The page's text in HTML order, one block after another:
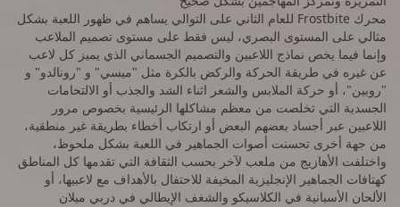
محرك Frostbite للعام الثاني على التوالي يساهم في ظهور اللعبة بشكل
مثالي على المستوى البصري، ليس فقط على مستوى تصميم الملاعب
وإنما فيما يخص نماذج اللاعبين والتصميم الجسماني الذي يميز كل لاعب
عن غيره في طريقة الحركة والركض بالكرة مثل "ميسي" و "رونالدو" و
"روبين"، أو حركة الملابس والشعر اثناء الشد والجذب أو الالتحامات
الجسدية التي تخلصت من معظم مشاكلها الرئيسية بخصوص مرور
اللاعبين عبر أجساد بعضهم البعض أو ارتكاب أخطاء بطريقة غير منطقية،
من جهة أخرى تحسنت أصوات الجماهير في اللعبة بشكل ملحوظ،
واختلفت الأهازيج من ملعب لآخر بحسب الثقافة التي تقدمها كل المناطق
كهتافات الجماهير الإنجليزية المخيفة للاحتفال بالأهداف مع لاعبيها، أو
الألحان الأسبانية في الكلاسيكو والشغف الإيطالي في دربي ميلان